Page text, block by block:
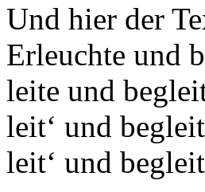
Und hier der
Erleuchte und
leite und
leit‘ und
leit‘ und